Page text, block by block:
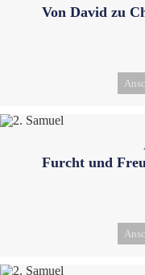
Von David zu
Furcht und